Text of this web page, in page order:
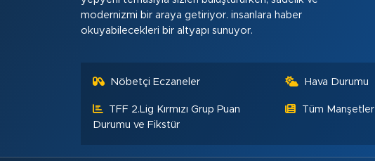
modernizmi bir araya getiriyor. insanlara haber
okuyabilecekleri bir altyapı sunuyor.
Nöbetçi Eczaneler Hava Durumu
TFF 2.Lig Kırmızı Grup Puan
Durumu ve Fikstür
Tüm Manşetler